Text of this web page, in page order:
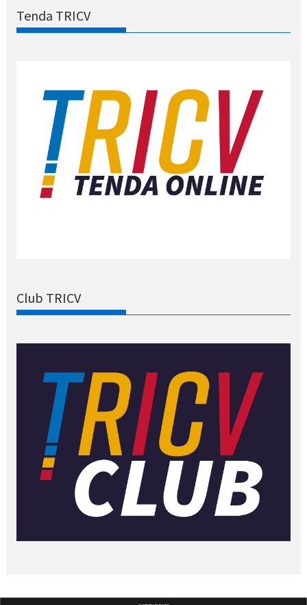
Tenda TRICV
Club TRICV